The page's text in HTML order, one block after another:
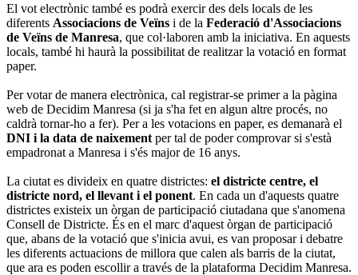
El vot electrònic també es podrà exercir des dels locals de les
diferents Associacions de Veïns i de la Federació d'Associacions
de Veïns de Manresa, que col·laboren amb la iniciativa. En aquests
locals, també hi haurà la possibilitat de realitzar la votació en format
paper.
Per votar de manera electrònica, cal registrar-se primer a la pàgina
web de Decidim Manresa (si ja s'ha fet en algun altre procés, no
caldrà tornar-ho a fer). Per a les votacions en paper, es demanarà el
DNI i la data de naixement per tal de poder comprovar si s'està
empadronat a Manresa i s'és major de 16 anys.
La ciutat es divideix en quatre districtes: el districte centre, el
districte nord, el llevant i el ponent. En cada un d'aquests quatre
districtes existeix un òrgan de participació ciutadana que s'anomena
Consell de Districte. És en el marc d'aquest òrgan de participació
que, abans de la votació que s'inicia avui, es van proposar i debatre
les diferents actuacions de millora que calen als barris de la ciutat,
que ara es poden escollir a través de la plataforma Decidim Manresa.